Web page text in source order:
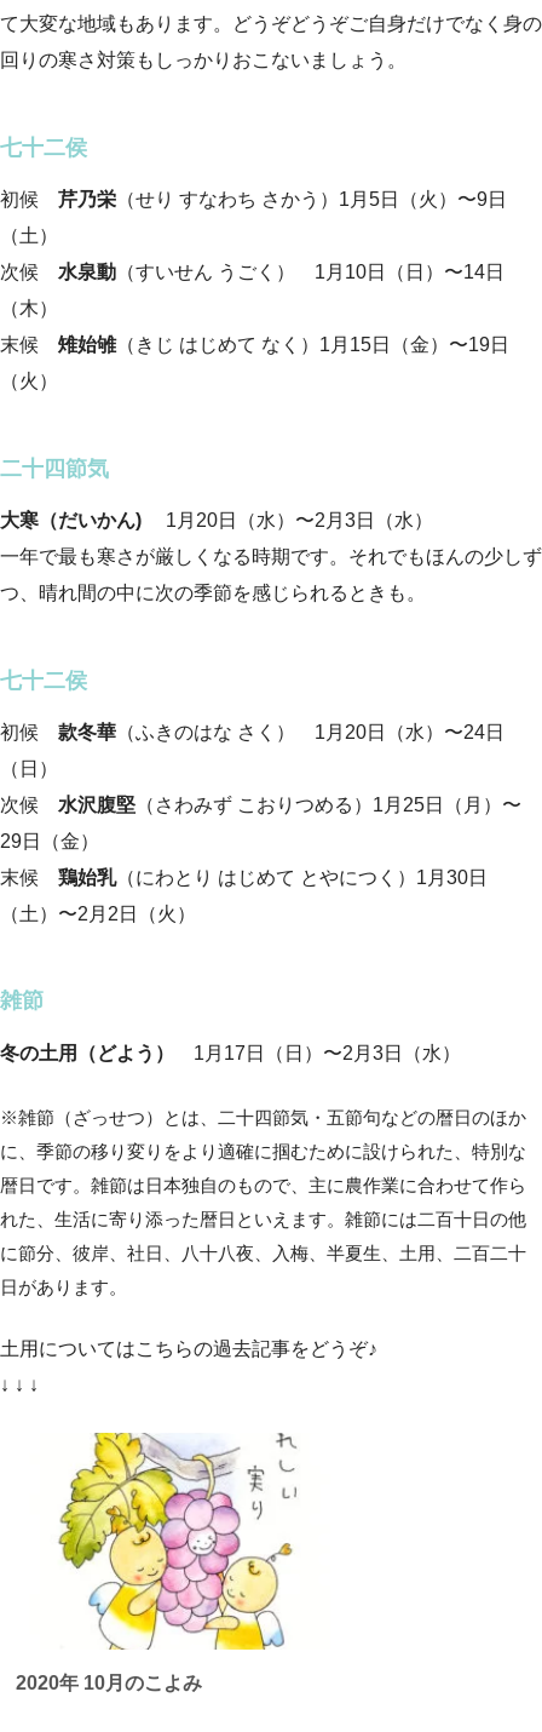
て大変な地域もあります。どうぞどうぞご自身だけでなく身の
回りの寒さ対策もしっかりおこないましょう。
七十二侯
初候 芹乃栄 （せり すなわち さかう）1月5日（火）〜9日
（土）
次候 水泉動 （すいせん うごく） 1月10日（日）〜14日
（木）
末候 雉始雊（きじ はじめて なく）1月15日（金）〜19日
（火）
二十四節気
大寒（だいかん)
1月20日（水）〜2月3日（水）
一年で最も寒さが厳しくなる時期です。それでもほんの少しず
つ、晴れ間の中に次の季節を感じられるときも。
七十二侯
初候 款冬華 （ふきのはな さく） 1月20日（水）〜24日
（日）
次候 水沢腹堅 （さわみず こおりつめる）1月25日（月）〜
29日（金）
末候 鶏始乳（にわとり はじめて とやにつく）1月30日
（土）〜2月2日（火）
雑節
冬の土用（どよう） 1月17日（日）〜2月3日（水）
※雑節（ざっせつ）とは、二十四節気・五節句などの暦日のほか
に、季節の移り変りをより適確に掴むために設けられた、特別な
暦日です。雑節は日本独自のもので、主に農作業に合わせて作ら
れた、生活に寄り添った暦日といえます。雑節には二百十日の他
に節分、彼岸、社日、八十八夜、入梅、半夏生、土用、二百二十
日があります。
土用についてはこちらの過去記事をどうぞ♪
↓ ↓ ↓
2020年 10月のこよみ